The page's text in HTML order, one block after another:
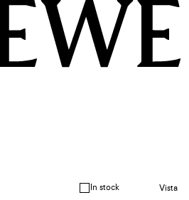
In stock Vista